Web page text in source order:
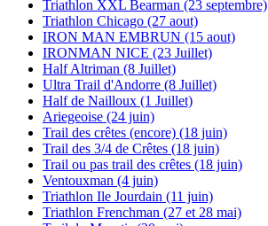
Triathlon XXL Bearman (23 septembre)
Triathlon Chicago (27 aout)
IRON MAN EMBRUN (15 aout)
IRONMAN NICE (23 Juillet)
Half Altriman (8 Juillet)
Ultra Trail d'Andorre (8 Juillet)
Half de Nailloux (1 Juillet)
Ariegeoise (24 juin)
Trail des crêtes (encore) (18 juin)
Trail des 3/4 de Crêtes (18 juin)
Trail ou pas trail des crêtes (18 juin)
Ventouxman (4 juin)
Triathlon Ile Jourdain (11 juin)
Triathlon Frenchman (27 et 28 mai)